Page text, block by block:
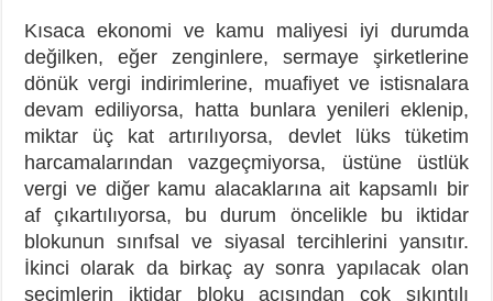
Kısaca ekonomi ve kamu maliyesi iyi durumda
değilken, eğer zenginlere, sermaye şirketlerine
dönük vergi indirimlerine, muafiyet ve istisnalara
devam ediliyorsa, hatta bunlara yenileri eklenip,
miktar üç kat artırılıyorsa, devlet lüks tüketim
harcamalarından vazgeçmiyorsa, üstüne üstlük
vergi ve diğer kamu alacaklarına ait kapsamlı bir
af çıkartılıyorsa, bu durum öncelikle bu iktidar
blokunun sınıfsal ve siyasal tercihlerini yansıtır.
İkinci olarak da birkaç ay sonra yapılacak olan
seçimlerin iktidar bloku açısından çok sıkıntılı